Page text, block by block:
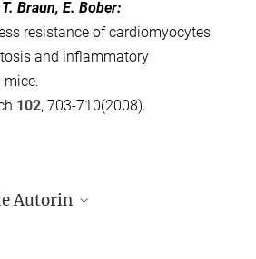
Braun, E. Bober:
resistance of cardiomyocytes
and inflammatory
102, 703-710(2008).
Autorin